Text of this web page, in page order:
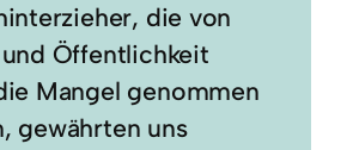
die von
und Öffentlichkeit
Mangel genommen
gewährten uns